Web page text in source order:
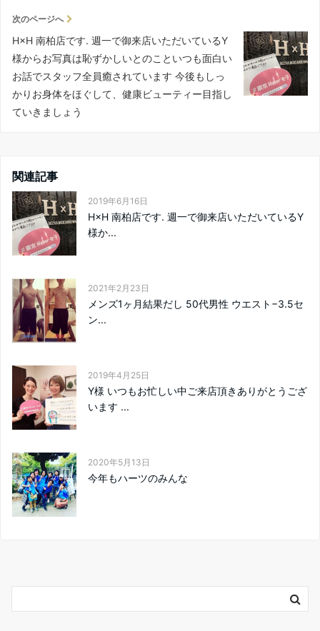
次のページへ
H×H 南柏店です. 週一で御来店いただいているY
様からお写真は恥ずかしいとのこといつも面白い
お話でスタッフ全員癒されています 今後もしっ
かりお身体をほぐして、健康ビューティー目指し
ていきましょう
関連記事
2019年6月16日
H×H 南柏店です. 週一で御来店いただいているY
様か...
2021年2月23日
メンズ1ヶ月結果だし 50代男性 ウエスト−3.5セ
ン...
2019年4月25日
Y様 いつもお忙しい中ご来店頂きありがとうござ
います ...
2020年5月13日
今年もハーツのみんな